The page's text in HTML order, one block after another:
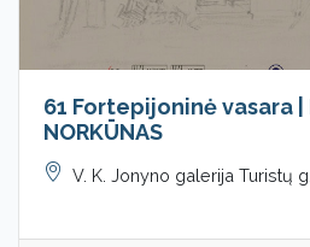
61 Fortepijoninė vasara |
NORKŪNAS
V. K. Jonyno galerija Turistų